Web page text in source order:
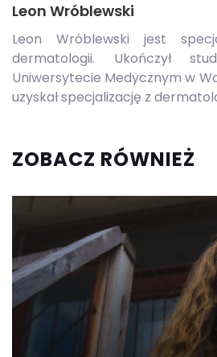
Leon Wróblewski
Leon Wróblewski jest
dermatologii. Ukończył
Uniwersytecie Medycznym w
uzyskał specjalizację z
ZOBACZ RÓWNIEŻ